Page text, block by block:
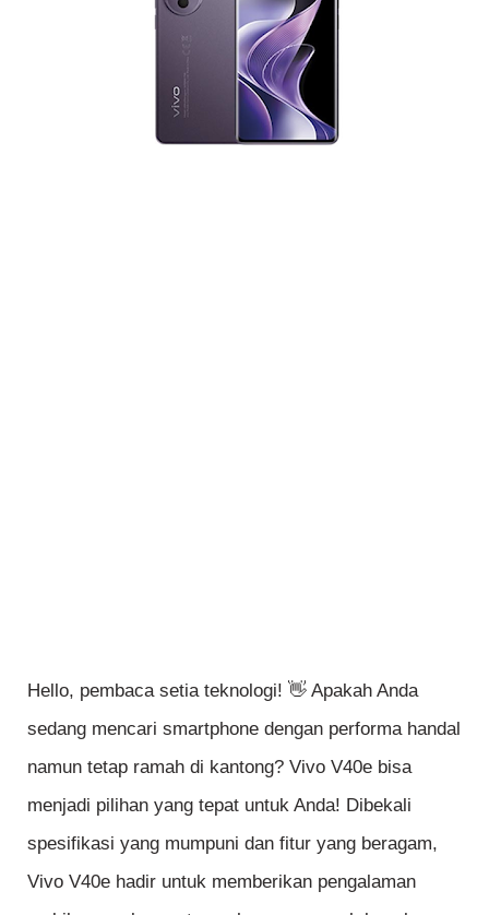
Hello, pembaca setia teknologi! 👋 Apakah Anda
sedang mencari smartphone dengan performa handal
namun tetap ramah di kantong? Vivo V40e bisa
menjadi pilihan yang tepat untuk Anda! Dibekali
spesifikasi yang mumpuni dan fitur yang beragam,
Vivo V40e hadir untuk memberikan pengalaman